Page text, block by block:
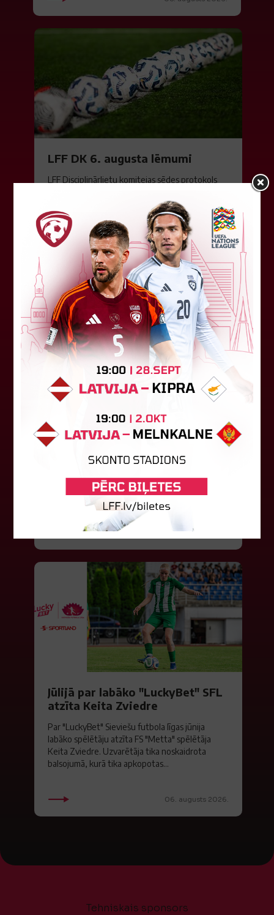
LFF DK 6. augusta lēmumi
LFF Disciplinārlietu komitejas sēdes protokols
Piedalās:Komitejas locekļi: Jevgenija
Tverjanoviča-Bore, Raivis Grīnbergs...
07. augusts 2026.
"Riga FC" iegūst handikapu, RFS
būs jāatspēlējas
Ceturtdienas vakarā savas spēles UEFA
aizvadīja divi Latvijas klubi. FC RFS izbraukumā ar
0:2 zaudēja Čehijas "Jablonec"...
06. augusts 2026.
Jūlijā par labāko "LuckyBet" SFL
atzīta Keita Zviedre
Par "LuckyBet" Sieviešu futbola līgas jūnija
labāko spēlētāju atzīta FS "Metta" spēlētāja
Keita Zviedre. Uzvarētāja tika noskaidrota
balsojumā, kurā tika apkopotas...
06. augusts 2026.
Tehniskais sponsors